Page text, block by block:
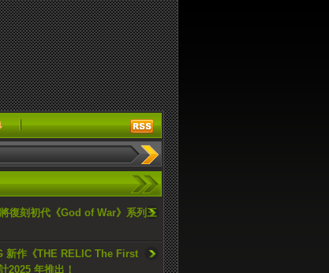
復刻初代《God of War》系列三
新作《THE RELIC The First
2025 年推出！